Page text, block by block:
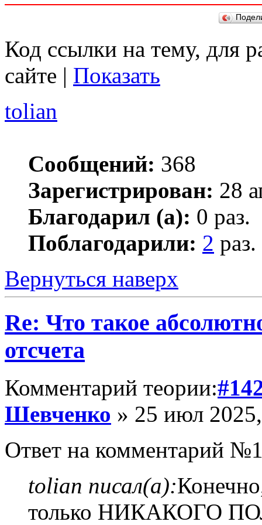
Код ссылки на тему, для
сайте | Показать
tolian
Сообщений: 368
Зарегистрирован: 28
Благодарил (а): 0 раз.
Поблагодарили: 2 раз.
Вернуться наверх
Re: Что такое
отсчета
Комментарий теории:
Шевченко » 25 июл
Ответ на комментарий
tolian писал(а):
только НИКАКОГО